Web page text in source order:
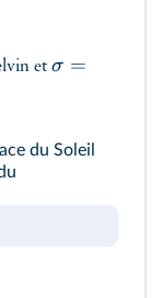
et σ =
du Soleil